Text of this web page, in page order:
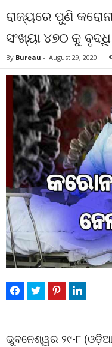
ରାଜ୍ୟରେ ପୁଣି
ସଂଖ୍ୟା ୪୭୦ କୁ ବୃଦ୍ଧି
By Bureau - August 29, 2020
ଭୁବନେଶ୍ୱର ୨୯-୮